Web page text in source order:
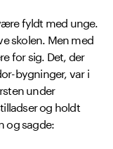
fyldt med unge.
skolen. Men med
for sig. Det, der
bygninger, var i
under
og holdt
og sagde: